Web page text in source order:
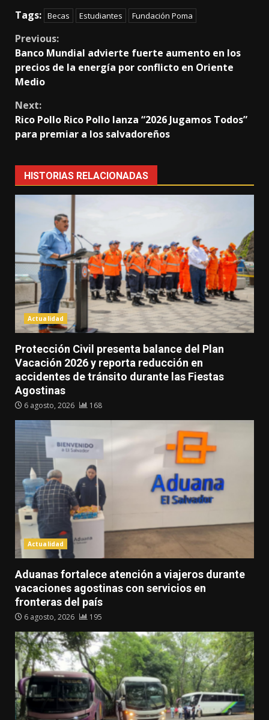
Tags: Becas Estudiantes Fundación Poma
Continue
Reading
Previous:
Banco Mundial advierte fuerte aumento en los
precios de la energía por conflicto en Oriente
Medio
Next:
Rico Pollo Rico Pollo lanza “2026 Jugamos Todos”
para premiar a los salvadoreños
HISTORIAS RELACIONADAS
Actualidad
Protección Civil presenta balance del Plan
Vacación 2026 y reporta reducción en
accidentes de tránsito durante las Fiestas
Agostinas
6 agosto, 2026 168
Actualidad
Aduanas fortalece atención a viajeros durante
vacaciones agostinas con servicios en
fronteras del país
6 agosto, 2026 195